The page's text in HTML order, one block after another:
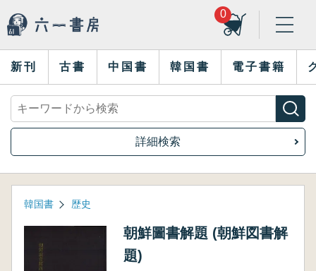
0
新刊 古書 中国書 韓国書 電子書籍
詳細検索
韓国書 歴史
朝鮮圖書解題 (朝鮮図書解
題)